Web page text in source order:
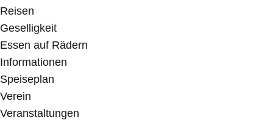
Reisen
Geselligkeit
Essen auf Rädern
Informationen
Speiseplan
Verein
Veranstaltungen